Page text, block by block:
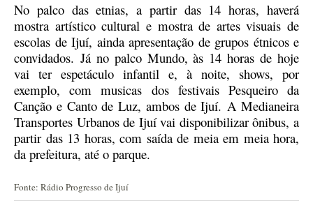
No palco das etnias, a partir das 14 horas, haverá
mostra artístico cultural e mostra de artes visuais de
escolas de Ijuí, ainda apresentação de grupos étnicos e
convidados. Já no palco Mundo, às 14 horas de hoje
vai ter espetáculo infantil e, à noite, shows, por
exemplo, com musicas dos festivais Pesqueiro da
Canção e Canto de Luz, ambos de Ijuí. A Medianeira
Transportes Urbanos de Ijuí vai disponibilizar ônibus, a
partir das 13 horas, com saída de meia em meia hora,
da prefeitura, até o parque.
Fonte: Rádio Progresso de Ijuí